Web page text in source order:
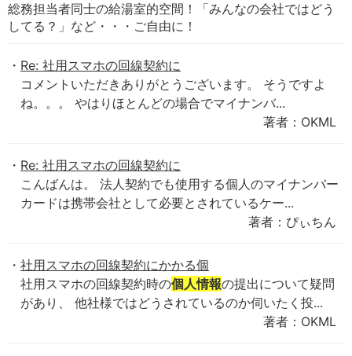
総務担当者同士の給湯室的空間！「みんなの会社ではどう
してる？」など・・・ご自由に！
Re: 社用スマホの回線契約に
コメントいただきありがとうございます。 そうですよ
ね。。。 やはりほとんどの場合でマイナンバ...
著者：OKML
Re: 社用スマホの回線契約に
こんばんは。 法人契約でも使用する個人のマイナンバー
カードは携帯会社として必要とされているケー...
著者：ぴぃちん
社用スマホの回線契約にかかる個
社用スマホの回線契約時の個人情報の提出について疑問
があり、 他社様ではどうされているのか伺いたく投...
著者：OKML